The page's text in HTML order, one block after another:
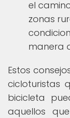
el
zonas
manera
Estos
cicloturistas
bicicleta
aquellos